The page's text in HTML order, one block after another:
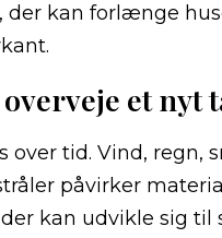
der kan forlænge
et nyt
over tid. Vind, regn,
påvirker
kan udvikle sig til